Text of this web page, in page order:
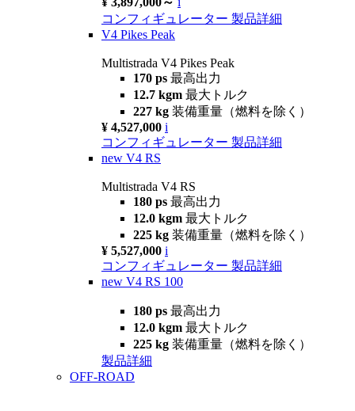
コンフィギュレーター 製品詳細
V4 Pikes Peak
Multistrada V4 Pikes Peak
170 ps 最高出力
12.7 kgm 最大トルク
227 kg 装備重量（燃料を除く）
¥ 4,527,000 i
コンフィギュレーター 製品詳細
new V4 RS
Multistrada V4 RS
180 ps 最高出力
12.0 kgm 最大トルク
225 kg 装備重量（燃料を除く）
¥ 5,527,000 i
コンフィギュレーター 製品詳細
new V4 RS 100
180 ps 最高出力
12.0 kgm 最大トルク
225 kg 装備重量（燃料を除く）
製品詳細
OFF-ROAD